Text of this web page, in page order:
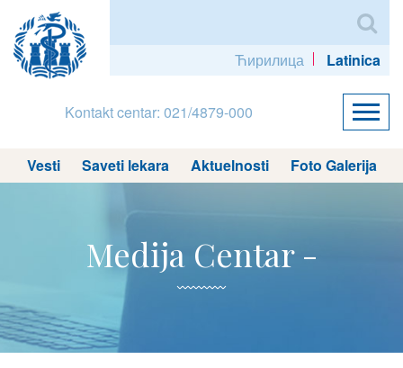
Ћирилица Latinica
Kontakt centar: 021/4879-000
Vesti Saveti lekara Aktuelnosti Foto Galerija
Medija Centar -